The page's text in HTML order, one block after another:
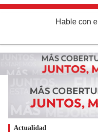
Hable con el
Actualidad